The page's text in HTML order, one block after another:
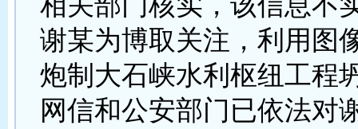
谢某为博取关注，利用图
炮制大石峡水利枢纽工程
网信和公安部门已依法对